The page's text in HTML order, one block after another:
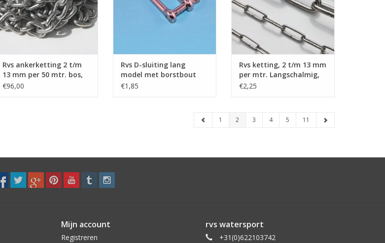
TOEVOEGEN AAN WINKELWAGEN
Rvs ankerketting 2 t/m
13 mm per 50 mtr. bos,
Kortschalmig DIN 766
€96,00
Rvs D-sluiting lang
model met borstbout
AISI-316
€1,85
Rvs ketting, 2 t/m 13 mm
per mtr. Langschalmig,
AISI-316
€2,25
1 2 3 4 5 11
Mijn account
Registreren
rvs watersport
+31(0)622103742